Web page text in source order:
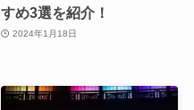
すめ3選を紹介！
2024年1月18日